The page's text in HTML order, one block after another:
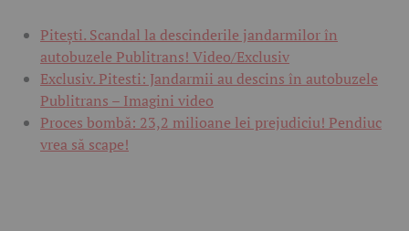
Pitești. Scandal la descinderile jandarmilor în
autobuzele Publitrans! Video/Exclusiv
Exclusiv. Pitesti: Jandarmii au descins în autobuzele
Publitrans – Imagini video
Proces bombă: 23,2 milioane lei prejudiciu! Pendiuc
vrea să scape!